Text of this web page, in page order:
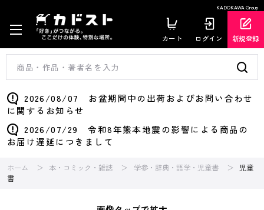
KADOKAWA Group
カート ログイン 新規登録
2026/08/07 お盆期間中の出荷およびお問い合わせ
に関するお知らせ
2026/07/29 令和8年熊本地震の影響による商品の
お届け遅延につきまして
ホーム 本・コミック・雑誌 学参・辞典・語学・児童書
児童
書